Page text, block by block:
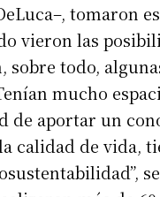
de correo electrónico*
tomaron
vieron las
sobre todo,
mucho
de aportar un
calidad de vida,